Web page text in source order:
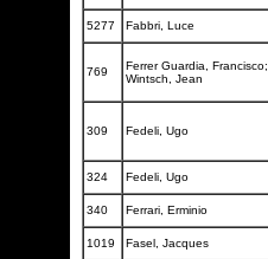
5277 Fabbri, Luce
769
Ferrer Guardia, Francisco;
Wintsch, Jean
309 Fedeli, Ugo
324 Fedeli, Ugo
340 Ferrari, Erminio
1019 Fasel, Jacques